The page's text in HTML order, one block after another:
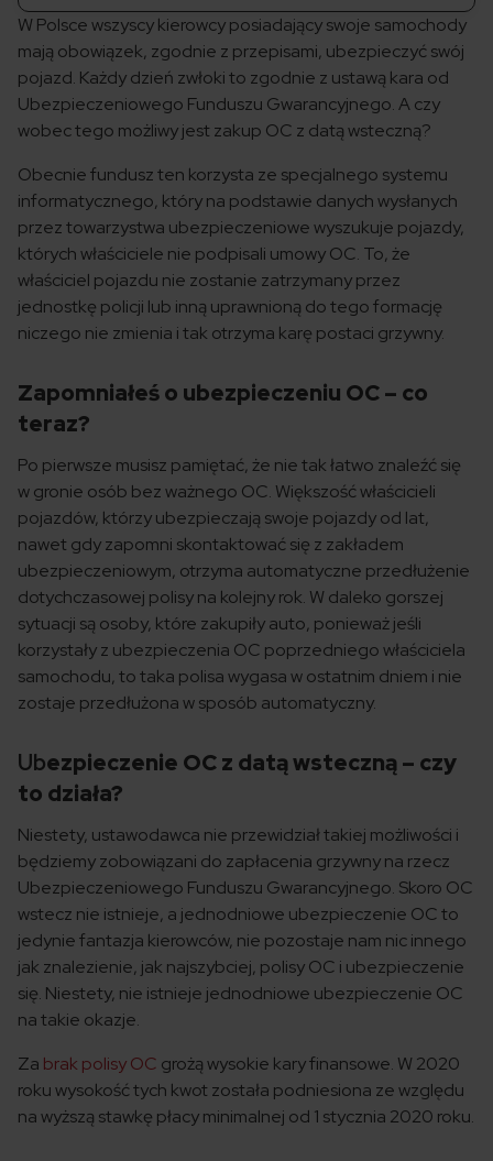
W Polsce wszyscy kierowcy posiadający swoje samochody
mają obowiązek, zgodnie z przepisami, ubezpieczyć swój
pojazd. Każdy dzień zwłoki to zgodnie z ustawą kara od
Ubezpieczeniowego Funduszu Gwarancyjnego. A czy
wobec tego możliwy jest zakup OC z datą wsteczną?
Obecnie fundusz ten korzysta ze specjalnego systemu
informatycznego, który na podstawie danych wysłanych
przez towarzystwa ubezpieczeniowe wyszukuje pojazdy,
których właściciele nie podpisali umowy OC. To, że
właściciel pojazdu nie zostanie zatrzymany przez
jednostkę policji lub inną uprawnioną do tego formację
niczego nie zmienia i tak otrzyma karę postaci grzywny.
Zapomniałeś o ubezpieczeniu OC – co
teraz?
Po pierwsze musisz pamiętać, że nie tak łatwo znaleźć się
w gronie osób bez ważnego OC. Większość właścicieli
pojazdów, którzy ubezpieczają swoje pojazdy od lat,
nawet gdy zapomni skontaktować się z zakładem
ubezpieczeniowym, otrzyma automatyczne przedłużenie
dotychczasowej polisy na kolejny rok. W daleko gorszej
sytuacji są osoby, które zakupiły auto, ponieważ jeśli
korzystały z ubezpieczenia OC poprzedniego właściciela
samochodu, to taka polisa wygasa w ostatnim dniem i nie
zostaje przedłużona w sposób automatyczny.
Ubezpieczenie OC z datą wsteczną – czy
to działa?
Niestety, ustawodawca nie przewidział takiej możliwości i
będziemy zobowiązani do zapłacenia grzywny na rzecz
Ubezpieczeniowego Funduszu Gwarancyjnego. Skoro OC
wstecz nie istnieje, a jednodniowe ubezpieczenie OC to
jedynie fantazja kierowców, nie pozostaje nam nic innego
jak znalezienie, jak najszybciej, polisy OC i ubezpieczenie
się. Niestety, nie istnieje jednodniowe ubezpieczenie OC
na takie okazje.
Za brak polisy OC grożą wysokie kary finansowe. W 2020
roku wysokość tych kwot została podniesiona ze względu
na wyższą stawkę płacy minimalnej od 1 stycznia 2020 roku.